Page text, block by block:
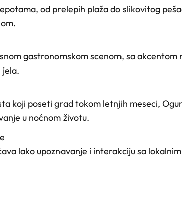
od prelepih plaža do slikovitog
gastronomskom scenom, sa
jela.
koji poseti grad tokom letnjih meseci,
u noćnom životu.
lako upoznavanje i interakciju sa